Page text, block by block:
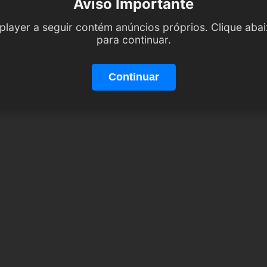
Aviso Importante
a seguir contém anúncios próprios. Clique
para continuar.
Continuar